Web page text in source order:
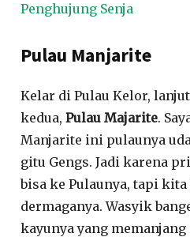
Penghujung Senja
Pulau Manjarite
Kelar di Pulau Kelor,
kedua,Pulau Majarite.
Manjarite ini pulaunya
gitu Gengs. Jadi karena
bisa ke Pulaunya, tapi
dermaganya. Wasyik
kayunya yang memanjang